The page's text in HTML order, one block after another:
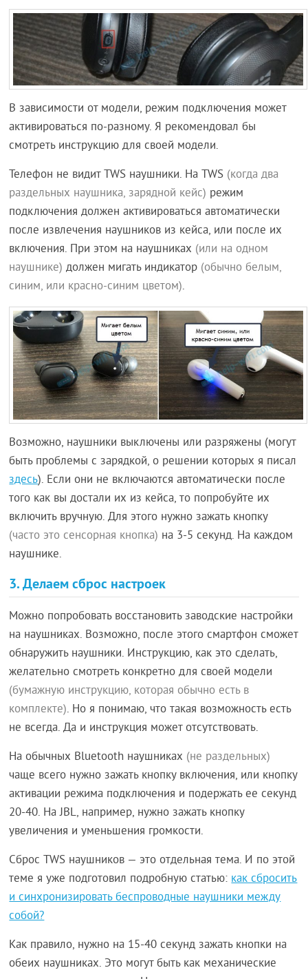
В зависимости от модели, режим подключения может
активироваться по-разному. Я рекомендовал бы
смотреть инструкцию для своей модели.
Телефон не видит TWS наушники. На TWS (когда два
раздельных наушника, зарядной кейс) режим
подключения должен активироваться автоматически
после извлечения наушников из кейса, или после их
включения. При этом на наушниках (или на одном
наушнике) должен мигать индикатор (обычно белым,
синим, или красно-синим цветом).
Возможно, наушники выключены или разряжены (могут
быть проблемы с зарядкой, о решении которых я писал
здесь). Если они не включаются автоматически после
того как вы достали их из кейса, то попробуйте их
включить вручную. Для этого нужно зажать кнопку
(часто это сенсорная кнопка) на 3-5 секунд. На каждом
наушнике.
3. Делаем сброс настроек
Можно попробовать восстановить заводские настройки
на наушниках. Возможно, после этого смартфон сможет
обнаружить наушники. Инструкцию, как это сделать,
желательно смотреть конкретно для своей модели
(бумажную инструкцию, которая обычно есть в
комплекте). Но я понимаю, что такая возможность есть
не всегда. Да и инструкция может отсутствовать.
На обычных Bluetooth наушниках (не раздельных)
чаще всего нужно зажать кнопку включения, или кнопку
активации режима подключения и подержать ее секунд
20-40. На JBL, например, нужно зажать кнопку
увеличения и уменьшения громкости.
Сброс TWS наушников — это отдельная тема. И по этой
теме я уже подготовил подробную статью:как сбросить
и синхронизировать беспроводные наушники между
собой?
Как правило, нужно на 15-40 секунд зажать кнопки на
обеих наушниках. Это могут быть как механические